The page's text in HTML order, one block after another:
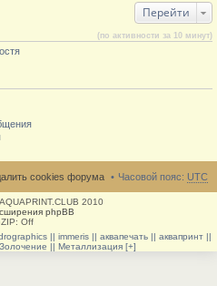
Перейти
(по активности за 10 минут)
Часовой пояс: UTC
cookies форума
2010
phpBB
Off
|| immeris || аквапечать || аквапринт ||
|| Металлизация [+]